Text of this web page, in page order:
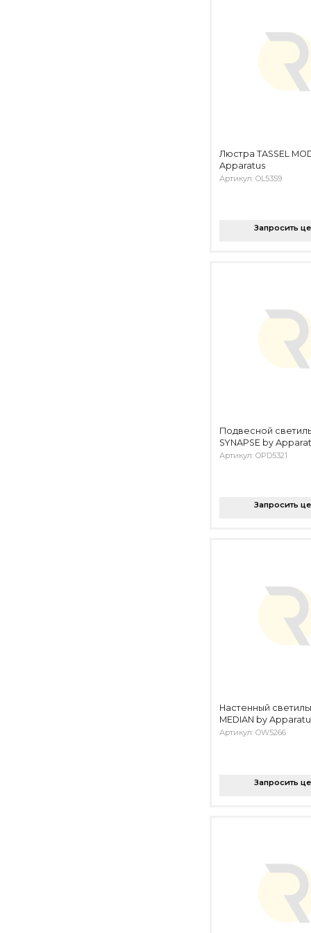
Люстра TASSEL
Apparatus
Артикул: OL5359
Запросить
Подвесной
SYNAPSE by
Артикул: OPD5321
Запросить
Настенный
MEDIAN by
Артикул: OW5266
Запросить